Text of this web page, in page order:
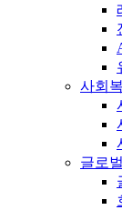
사회
글로